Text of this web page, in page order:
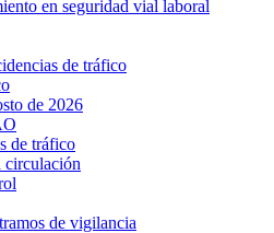
en seguridad vial laboral
de tráfico
de 2026
de tráfico
circulación
de vigilancia